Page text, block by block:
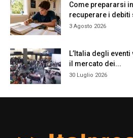
Come prepararsi
recuperare i debiti
3 Agosto 2026
L’Italia degli
il mercato dei...
30 Luglio 2026